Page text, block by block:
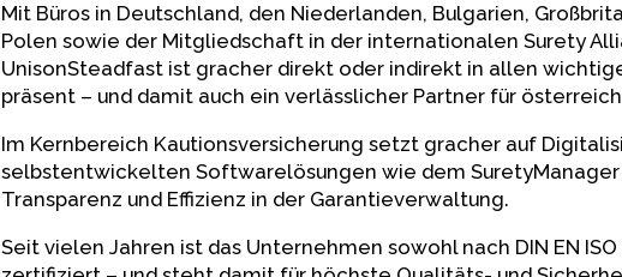
Mit Büros in Deutschland, den Niederlanden, Bulgarien,
Polen sowie der Mitgliedschaft in der internationalen Surety
UnisonSteadfast ist gracher direkt oder indirekt in allen
präsent – und damit auch ein verlässlicher Partner für
Im Kernbereich Kautionsversicherung setzt gracher auf
selbstentwickelten Softwarelösungen wie dem
Transparenz und Effizienz in der Garantieverwaltung.
Seit vielen Jahren ist das Unternehmen sowohl nach DIN EN ISO